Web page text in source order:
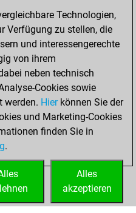
Technologien,
Verfügung zu stellen, die
und interessengerechte
von ihrem
neben technisch
Cookies sowie
werden. Hierkönnen Sie der
und Marketing-Cookies
finden Sie in
.
Alles
akzeptieren